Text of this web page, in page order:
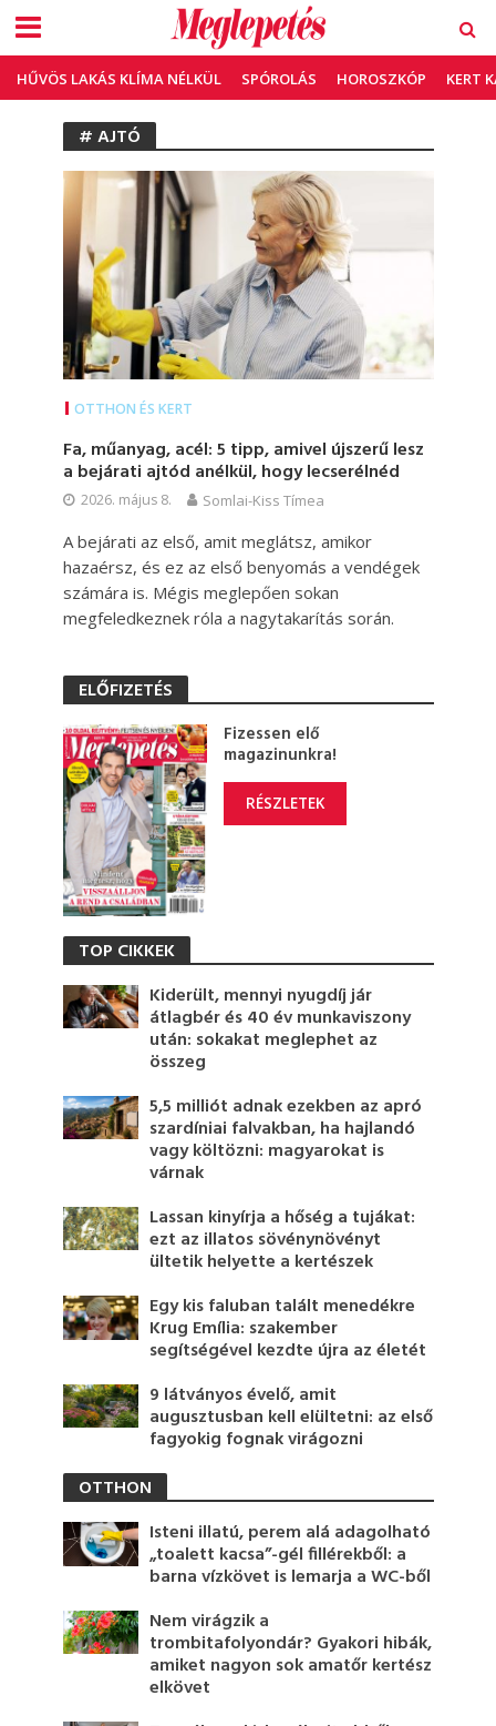
HŰVÖS LAKÁS KLÍMA NÉLKÜL SPÓROLÁS HOROSZKÓP KERT
# AJTÓ
OTTHON ÉS KERT
Fa, műanyag, acél: 5 tipp, amivel újszerű lesz
a bejárati ajtód anélkül, hogy lecserélnéd
2026. május 8. Somlai-Kiss Tímea
A bejárati az első, amit meglátsz, amikor
hazaérsz, és ez az első benyomás a vendégek
számára is. Mégis meglepően sokan
megfeledkeznek róla a nagytakarítás során.
ELŐFIZETÉS
Fizessen elő
magazinunkra!
RÉSZLETEK
TOP CIKKEK
Kiderült, mennyi nyugdíj jár
átlagbér és 40 év munkaviszony
után: sokakat meglephet az
összeg
5,5 milliót adnak ezekben az apró
szardíniai falvakban, ha hajlandó
vagy költözni: magyarokat is
várnak
Lassan kinyírja a hőség a tujákat:
ezt az illatos sövénynövényt
ültetik helyette a kertészek
Egy kis faluban talált menedékre
Krug Emília: szakember
segítségével kezdte újra az életét
9 látványos évelő, amit
augusztusban kell elültetni: az első
fagyokig fognak virágozni
OTTHON
Isteni illatú, perem alá adagolható
„toalett kacsa”-gél fillérekből: a
barna vízkövet is lemarja a WC-ből
Nem virágzik a
trombitafolyondár? Gyakori hibák,
amiket nagyon sok amatőr kertész
elkövet